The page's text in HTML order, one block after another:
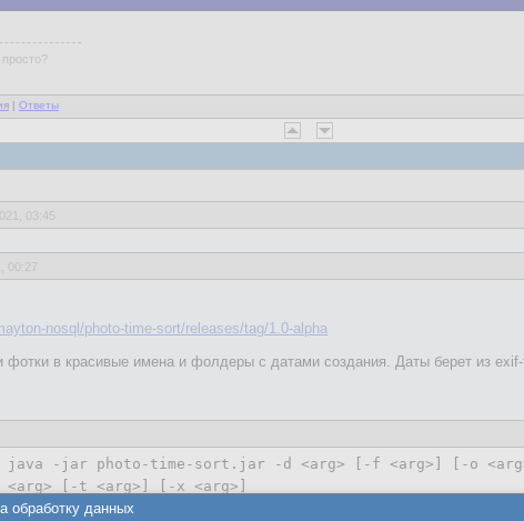
| Ответы
03:45
00:27
nosql/photo-time-sort/releases/tag/1.0-alpha
фотки в красивые имена и фолдеры с датами создания. Даты берет из exif-
java -jar photo-time-sort.jar -d <arg> [ -f <arg>] [-o
[-t <arg>] [-x <arg>]
<arg>         Dest folder
обработку данных